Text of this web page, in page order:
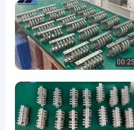
kawat
#
Damping
getaran
tali
T
a
n
00:25